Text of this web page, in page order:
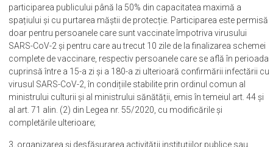
participarea publicului până la 50% din capacitatea maximă a
spațiului și cu purtarea măștii de protecție. Participarea este permisă
doar pentru persoanele care sunt vaccinate împotriva virusului
SARS-CoV-2 și pentru care au trecut 10 zile de la finalizarea schemei
complete de vaccinare, respectiv persoanele care se află în perioada
cuprinsă între a 15-a zi și a 180-a zi ulterioară confirmării infectării cu
virusul SARS-CoV-2, în condițiile stabilite prin ordinul comun al
ministrului culturii și al ministrului sănătății, emis în temeiul art. 44 și
al art. 71 alin. (2) din Legea nr. 55/2020, cu modificările și
completările ulterioare;
3. organizarea și desfășurarea activității instituțiilor publice sau